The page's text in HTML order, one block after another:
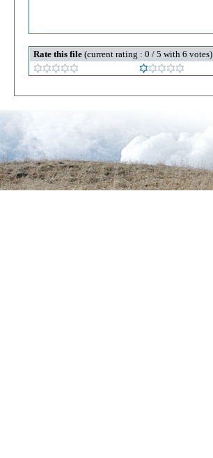
Rate this file (current rating : 0 / 5 with 6 votes)